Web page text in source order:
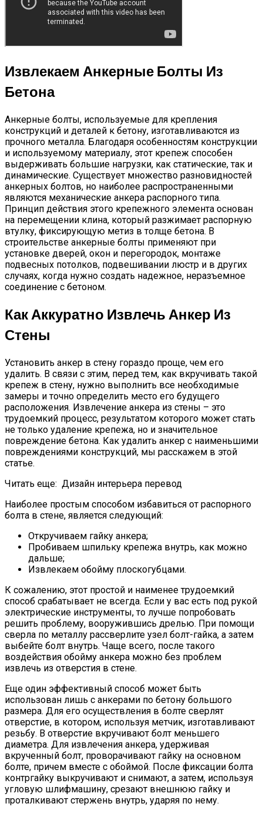
Извлекаем Анкерные Болты Из
Бетона
Анкерные болты, используемые для крепления
конструкций и деталей к бетону, изготавливаются из
прочного металла. Благодаря особенностям конструкции
и используемому материалу, этот крепеж способен
выдерживать большие нагрузки, как статические, так и
динамические. Существует множество разновидностей
анкерных болтов, но наиболее распространенными
являются механические анкера распорного типа.
Принцип действия этого крепежного элемента основан
на перемещении клина, который разжимает распорную
втулку, фиксирующую метиз в толще бетона. В
строительстве анкерные болты применяют при
установке дверей, окон и перегородок, монтаже
подвесных потолков, подвешивании люстр и в других
случаях, когда нужно создать надежное, неразъемное
соединение с бетоном.
Как Аккуратно Извлечь Анкер Из
Стены
Установить анкер в стену гораздо проще, чем его
удалить. В связи с этим, перед тем, как вкручивать такой
крепеж в стену, нужно выполнить все необходимые
замеры и точно определить место его будущего
расположения. Извлечение анкера из стены – это
трудоемкий процесс, результатом которого может стать
не только удаление крепежа, но и значительное
повреждение бетона. Как удалить анкер с наименьшими
повреждениями конструкций, мы расскажем в этой
статье.
Читать еще: Дизайн интерьера перевод
Наиболее простым способом избавиться от распорного
болта в стене, является следующий:
Откручиваем гайку анкера;
Пробиваем шпильку крепежа внутрь, как можно
дальше;
Извлекаем обойму плоскогубцами.
К сожалению, этот простой и наименее трудоемкий
способ срабатывает не всегда. Если у вас есть под рукой
электрические инструменты, то лучше попробовать
решить проблему, вооружившись дрелью. При помощи
сверла по металлу рассверлите узел болт-гайка, а затем
выбейте болт внутрь. Чаще всего, после такого
воздействия обойму анкера можно без проблем
извлечь из отверстия в стене.
Еще один эффективный способ может быть
использован лишь с анкерами по бетону большого
размера. Для его осуществления в болте сверлят
отверстие, в котором, используя метчик, изготавливают
резьбу. В отверстие вкручивают болт меньшего
диаметра. Для извлечения анкера, удерживая
вкрученный болт, проворачивают гайку на основном
болте, причем вместе с обоймой. После фиксации болта
контргайку выкручивают и снимают, а затем, используя
угловую шлифмашину, срезают внешнюю гайку и
проталкивают стержень внутрь, ударяя по нему.